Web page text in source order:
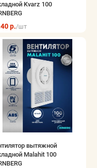
Kvarz 100
р./шт
вытяжной
Malahit 100